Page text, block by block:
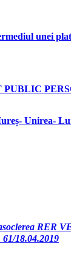
unei
PUBLIC
Unirea-
RER
18.04.2019